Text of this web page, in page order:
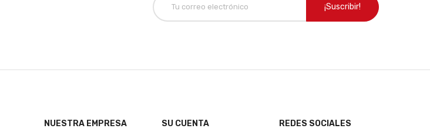
NUESTRA EMPRESA SU CUENTA REDES SOCIALES